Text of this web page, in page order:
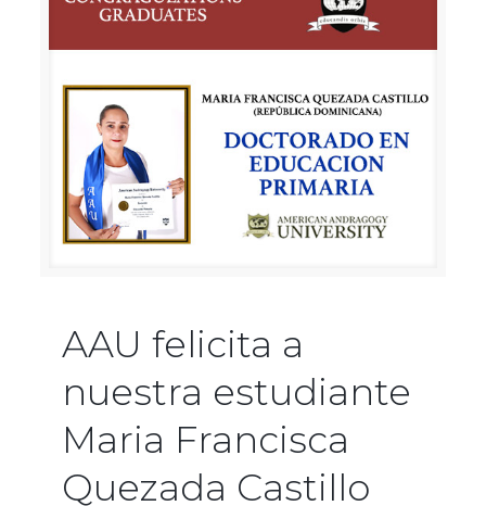
AAU felicita a
nuestra estudiante
Maria Francisca
Quezada Castillo